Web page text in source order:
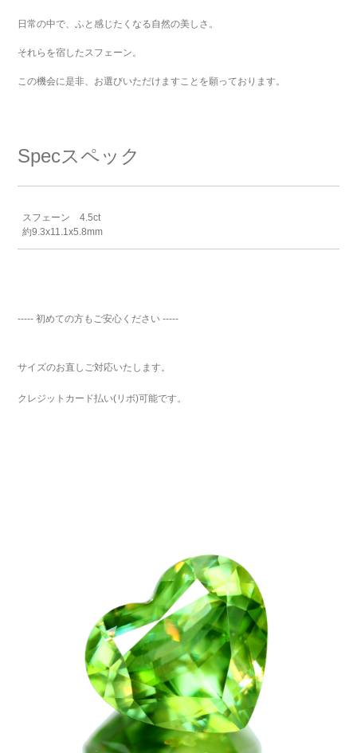
日常の中で、ふと感じたくなる自然の美しさ。
それらを宿したスフェーン。
この機会に是非、お選びいただけますことを願っております。
Specスペック
スフェーン 4.5ct
約9.3x11.1x5.8mm
----- 初めての方もご安心ください -----
サイズのお直しご対応いたします。
クレジットカード払い(リボ)可能です。